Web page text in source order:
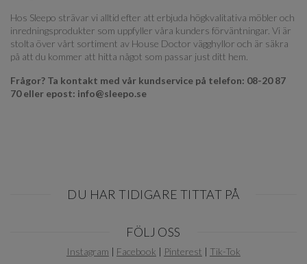
Hos Sleepo strävar vi alltid efter att erbjuda högkvalitativa möbler och
inredningsprodukter som uppfyller våra kunders förväntningar. Vi är
stolta över vårt sortiment av House Doctor vägghyllor och är säkra
på att du kommer att hitta något som passar just ditt hem.
Frågor? Ta kontakt med vår kundservice på telefon: 08-20 87
70 eller epost: info@sleepo.se
DU HAR TIDIGARE TITTAT PÅ
FÖLJ OSS
Instagram | Facebook | Pinterest | Tik-Tok